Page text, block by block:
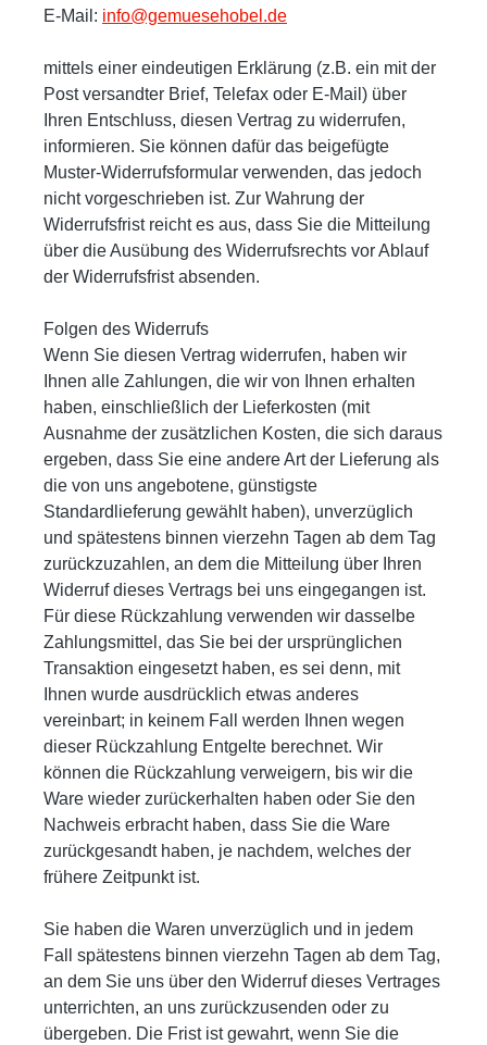
E-Mail: info@gemuesehobel.de
mittels einer eindeutigen Erklärung (z.B. ein mit der
Post versandter Brief, Telefax oder E-Mail) über
Ihren Entschluss, diesen Vertrag zu widerrufen,
informieren. Sie können dafür das beigefügte
Muster-Widerrufsformular verwenden, das jedoch
nicht vorgeschrieben ist. Zur Wahrung der
Widerrufsfrist reicht es aus, dass Sie die Mitteilung
über die Ausübung des Widerrufsrechts vor Ablauf
der Widerrufsfrist absenden.
Folgen des Widerrufs
Wenn Sie diesen Vertrag widerrufen, haben wir
Ihnen alle Zahlungen, die wir von Ihnen erhalten
haben, einschließlich der Lieferkosten (mit
Ausnahme der zusätzlichen Kosten, die sich daraus
ergeben, dass Sie eine andere Art der Lieferung als
die von uns angebotene, günstigste
Standardlieferung gewählt haben), unverzüglich
und spätestens binnen vierzehn Tagen ab dem Tag
zurückzuzahlen, an dem die Mitteilung über Ihren
Widerruf dieses Vertrags bei uns eingegangen ist.
Für diese Rückzahlung verwenden wir dasselbe
Zahlungsmittel, das Sie bei der ursprünglichen
Transaktion eingesetzt haben, es sei denn, mit
Ihnen wurde ausdrücklich etwas anderes
vereinbart; in keinem Fall werden Ihnen wegen
dieser Rückzahlung Entgelte berechnet. Wir
können die Rückzahlung verweigern, bis wir die
Ware wieder zurückerhalten haben oder Sie den
Nachweis erbracht haben, dass Sie die Ware
zurückgesandt haben, je nachdem, welches der
frühere Zeitpunkt ist.
Sie haben die Waren unverzüglich und in jedem
Fall spätestens binnen vierzehn Tagen ab dem Tag,
an dem Sie uns über den Widerruf dieses Vertrages
unterrichten, an uns zurückzusenden oder zu
übergeben. Die Frist ist gewahrt, wenn Sie die